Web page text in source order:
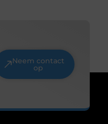
Neem contact
op